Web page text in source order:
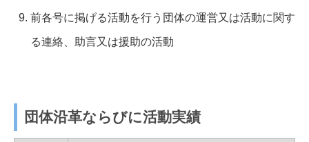
前各号に掲げる活動を行う団体の運営又は活動に関す
る連絡、助言又は援助の活動
団体沿革ならびに活動実績